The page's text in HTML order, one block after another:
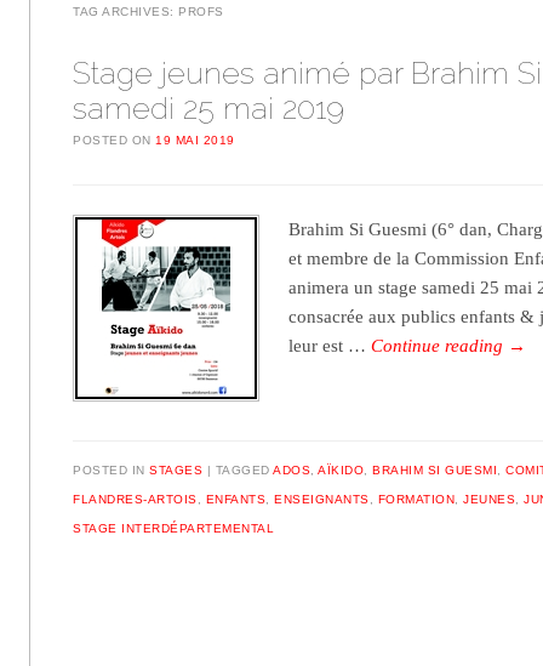
TAG ARCHIVES: PROFS
Stage jeunes animé par Brahim
samedi 25 mai 2019
POSTED ON19 MAI 2019
Brahim Si Guesmi (6° dan,
et membre de la Commission
animera un stage samedi 25 mai
consacrée aux publics enfants &
leur est …Continue reading →
POSTED INSTAGES TAGGEDADOS ,AÏKIDO ,BRAHIM SI GUESMI ,
FLANDRES-ARTOIS ENFANTS ,ENSEIGNANTS FORMATION ,JEUNES ,
STAGE INTERDÉPARTEMENTAL